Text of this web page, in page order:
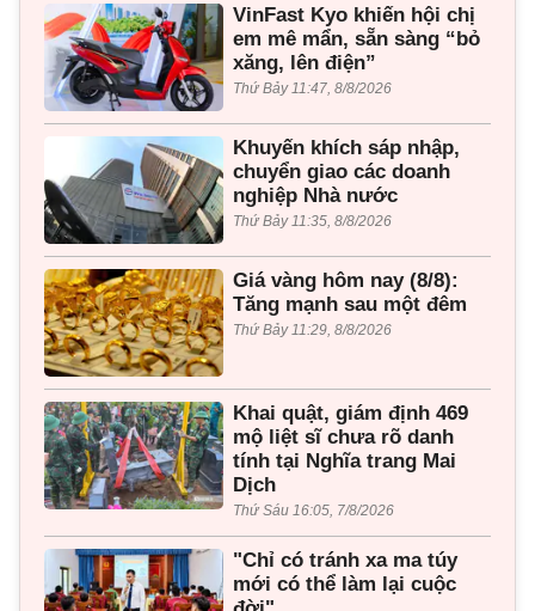
VinFast Kyo khiến hội chị
em mê mẩn, sẵn sàng “bỏ
xăng, lên điện”
Thứ Bảy 11:47, 8/8/2026
Khuyến khích sáp nhập,
chuyển giao các doanh
nghiệp Nhà nước
Thứ Bảy 11:35, 8/8/2026
Giá vàng hôm nay (8/8):
Tăng mạnh sau một đêm
Thứ Bảy 11:29, 8/8/2026
Khai quật, giám định 469
mộ liệt sĩ chưa rõ danh
tính tại Nghĩa trang Mai
Dịch
Thứ Sáu 16:05, 7/8/2026
"Chỉ có tránh xa ma túy
mới có thể làm lại cuộc